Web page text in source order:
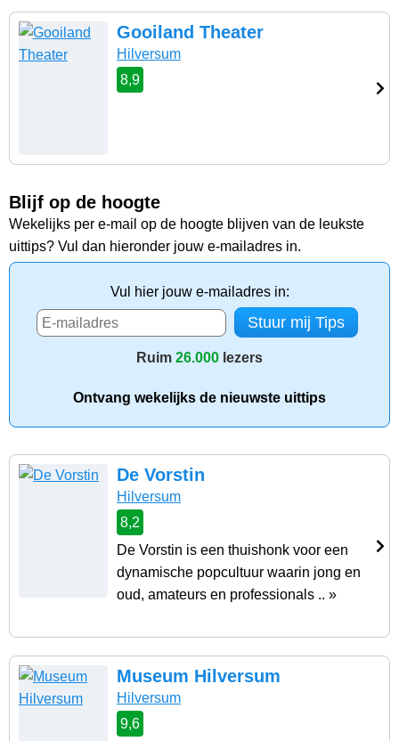
Gooiland Theater
Hilversum
8,9
Blijf op de hoogte
Wekelijks per e-mail op de hoogte blijven van de leukste
uittips? Vul dan hieronder jouw e-mailadres in.
Vul hier jouw e-mailadres in:
Ruim 26.000 lezers
Ontvang wekelijks de nieuwste uittips
De Vorstin
Hilversum
8,2
De Vorstin is een thuishonk voor een
dynamische popcultuur waarin jong en
oud, amateurs en professionals .. »
Museum Hilversum
Hilversum
9,6